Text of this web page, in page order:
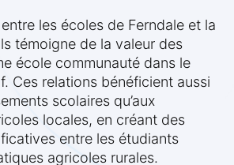
les écoles de Ferndale et la
témoigne de la valeur des
école communauté dans le
Ces relations bénéficient aussi
scolaires qu’aux
locales, en créant des
entre les étudiants
agricoles rurales.